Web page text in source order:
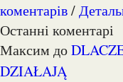
коментарів/
Останні коментарі
Максим до
DZIAŁAJĄ